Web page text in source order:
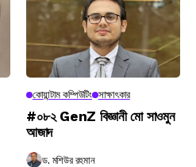
কোয়ান্টাম কম্পিউটিং সাক্ষাৎকার
#০৮২ GenZ বিজ্ঞানী মো সাওমুন
আজাদ
ড. মশিউর রহমান